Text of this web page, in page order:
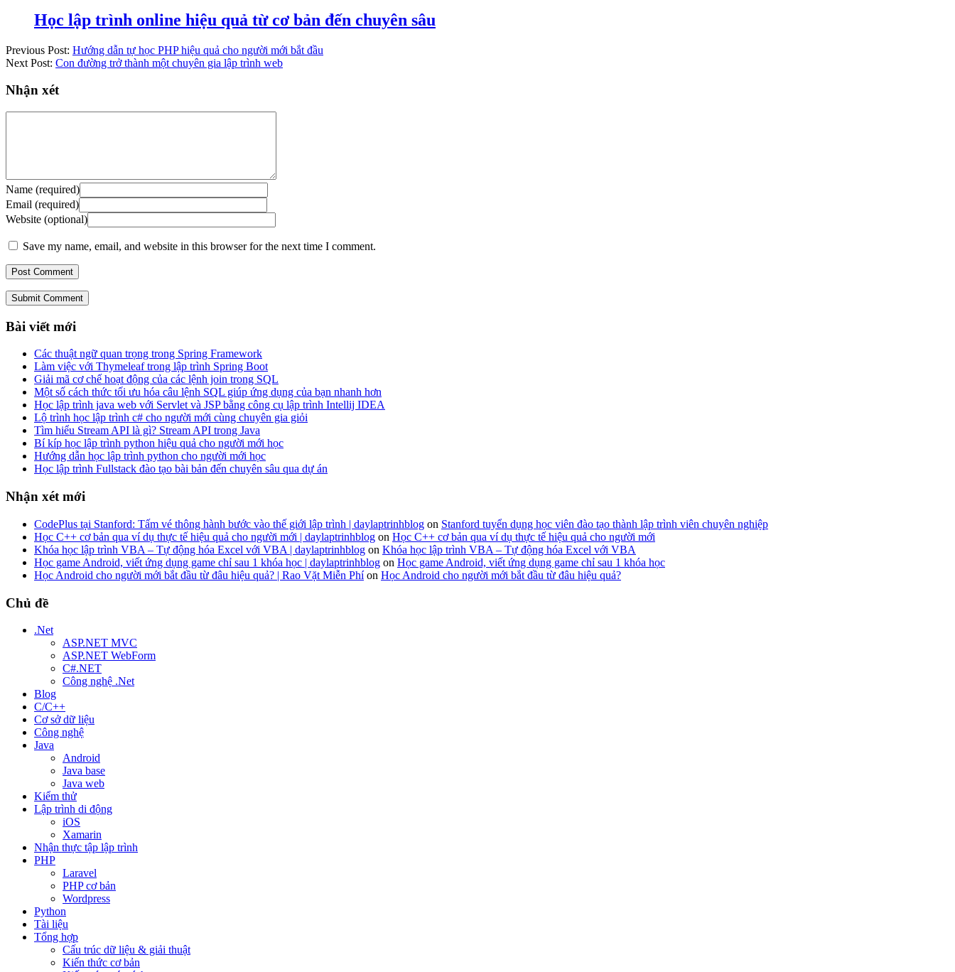
Học lập trình online hiệu quả từ cơ bản đến chuyên sâu
Previous Post: Hướng dẫn tự học PHP hiệu quả cho người mới bắt đầu
Next Post: Con đường trở thành một chuyên gia lập trình web
Nhận xét
Name (required)
Email (required)
Website (optional)
Save my name, email, and website in this browser for the next time I comment.
Submit Comment
Bài viết mới
Các thuật ngữ quan trọng trong Spring Framework
Làm việc với Thymeleaf trong lập trình Spring Boot
Giải mã cơ chế hoạt động của các lệnh join trong SQL
Một số cách thức tối ưu hóa câu lệnh SQL giúp ứng dụng của bạn nhanh hơn
Học lập trình java web với Servlet và JSP bằng công cụ lập trình Intellij IDEA
Lộ trình học lập trình c# cho người mới cùng chuyên gia giỏi
Tìm hiểu Stream API là gì? Stream API trong Java
Bí kíp học lập trình python hiệu quả cho người mới học
Hướng dẫn học lập trình python cho người mới học
Học lập trình Fullstack đào tạo bài bản đến chuyên sâu qua dự án
Nhận xét mới
CodePlus tại Stanford: Tấm vé thông hành bước vào thế giới lập trình | daylaptrinhblog on Stanford tuyển dụng học viên đào tạo thành lập trình viên chuyên nghiệp
Học C++ cơ bản qua ví dụ thực tế hiệu quả cho người mới | daylaptrinhblog on Học C++ cơ bản qua ví dụ thực tế hiệu quả cho người mới
Khóa học lập trình VBA – Tự động hóa Excel với VBA | daylaptrinhblog on Khóa học lập trình VBA – Tự động hóa Excel với VBA
Học game Android, viết ứng dụng game chỉ sau 1 khóa học | daylaptrinhblog on Học game Android, viết ứng dụng game chỉ sau 1 khóa học
Học Android cho người mới bắt đầu từ đâu hiệu quả? | Rao Vặt Miễn Phíon Học Android cho người mới bắt đầu từ đâu hiệu quả?
Chủ đề
.Net
ASP.NET MVC
ASP.NET WebForm
C#.NET
Công nghệ .Net
Blog
C/C++
Cơ sở dữ liệu
Công nghệ
Java
Android
Java base
Java web
Kiểm thử
Lập trình di động
iOS
Xamarin
Nhận thực tập lập trình
PHP
Laravel
PHP cơ bản
Wordpress
Python
Tài liệu
Tổng hợp
Cấu trúc dữ liệu & giải thuật
Kiến thức cơ bản